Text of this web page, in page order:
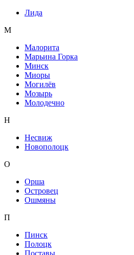
Лида
М
Малорита
Марьина Горка
Минск
Миоры
Могилёв
Мозырь
Молодечно
Н
Несвиж
Новополоцк
О
Орша
Островец
Ошмяны
П
Пинск
Полоцк
Поставы